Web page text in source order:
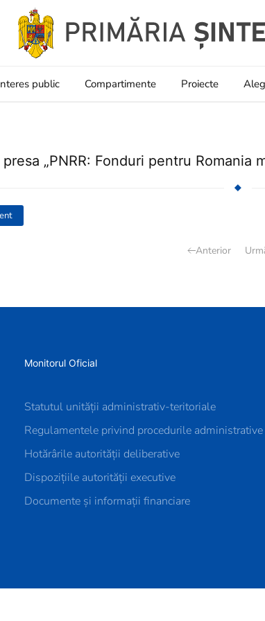
public Compartimente Proiecte
„PNRR: Fonduri pentru Romania
Anterior
Monitorul Oficial
Statutul unității administrativ-teritoriale
Regulamentele privind procedurile administrative
Hotărârile autorității deliberative
Dispozițiile autorității executive
Documente și informații financiare